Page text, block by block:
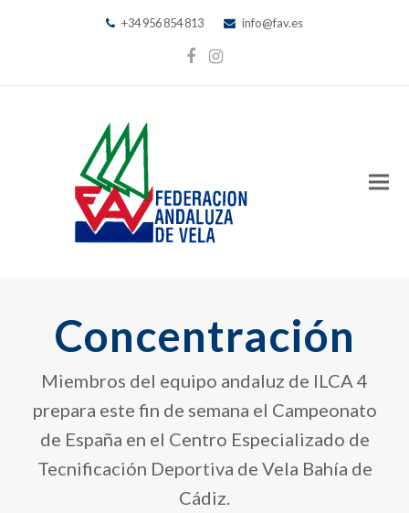
+34 956 854 813 info@fav.es
Facebook
Instagram
Concentración
Miembros del equipo andaluz de ILCA 4
prepara este fin de semana el Campeonato
de España en el Centro Especializado de
Tecnificación Deportiva de Vela Bahía de
Cádiz.